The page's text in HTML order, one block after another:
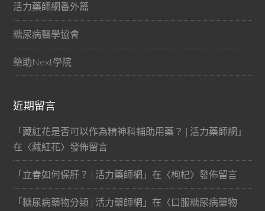
活力藥師網番外篇
糖尿病醫學協會
藥助Next學院
近期留言
「藏紅花是否可以作為精神科輔助用藥？ | 活力藥師網 」
在〈藏紅花〉發佈留言
「立春如何保肝？ | 活力藥師網 」在〈枸杞〉發佈留言
「糖尿病藥物分類 | 活力藥師網 」在〈口服糖尿病藥物